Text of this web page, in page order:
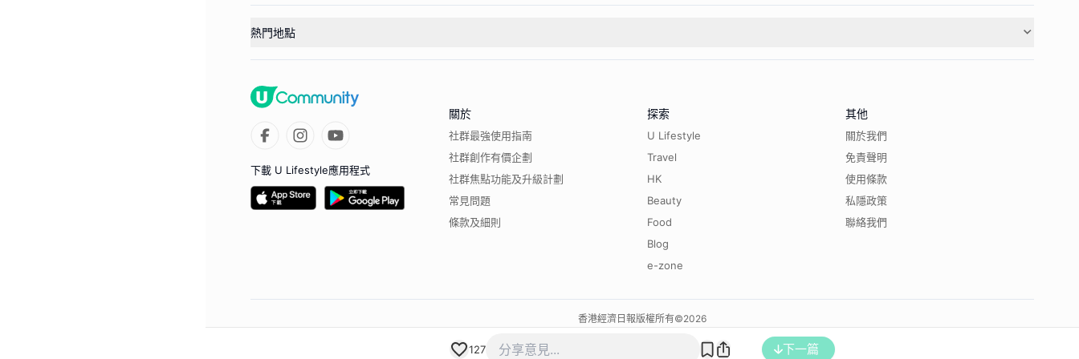
127 下一篇
熱門地點
下載 U Lifestyle應用程式
關於
社群最強使用指南
社群創作有價企劃
社群焦點功能及升級計劃
常見問題
條款及細則
探索
U Lifestyle
Travel
HK
Beauty
Food
Blog
e-zone
其他
關於我們
免責聲明
使用條款
私隱政策
聯絡我們
香港經濟日報版權所有©2026